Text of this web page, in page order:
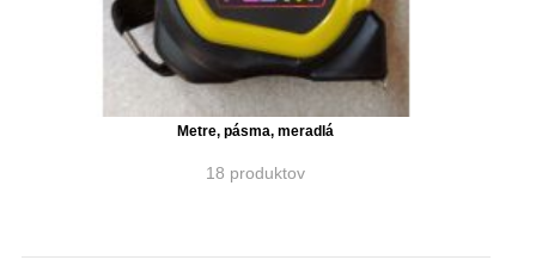
Metre, pásma, meradlá
18 produktov